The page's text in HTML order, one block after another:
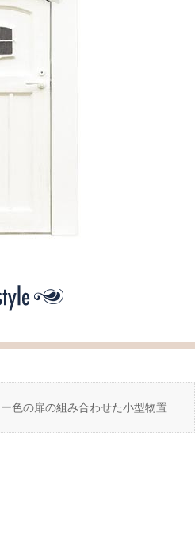
色の扉の組み合わせた小型物置